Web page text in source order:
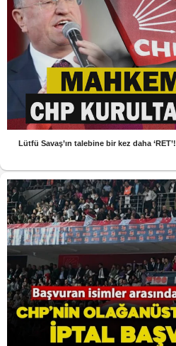
Lütfü Savaş’ın talebine bir kez daha ‘RET’!